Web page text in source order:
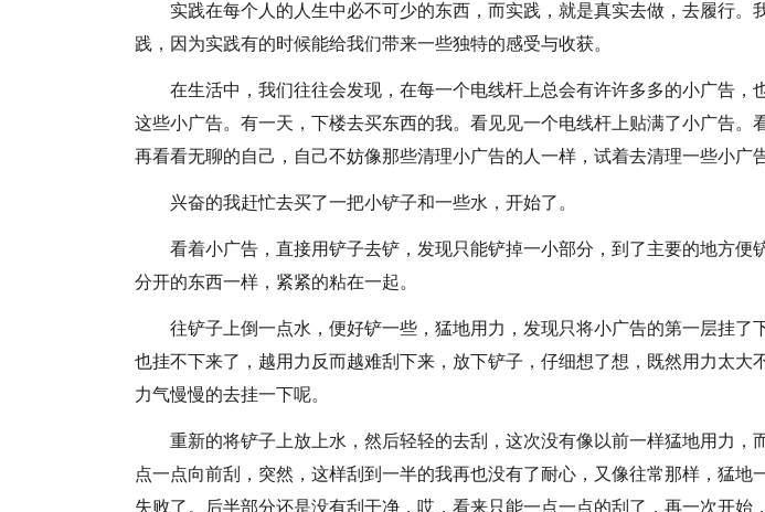
实践在每个人的人生中必不可少的东西，而实践，就是真实去做，去履行。
践，因为实践有的时候能给我们带来一些独特的感受与收获。
在生活中，我们往往会发现，在每一个电线杆上总会有许许多多的小广告，
这些小广告。有一天，下楼去买东西的我。看见见一个电线杆上贴满了小广告。
再看看无聊的自己，自己不妨像那些清理小广告的人一样，试着去清理一些小广告
兴奋的我赶忙去买了一把小铲子和一些水，开始了。
看着小广告，直接用铲子去铲，发现只能铲掉一小部分，到了主要的地方便
分开的东西一样，紧紧的粘在一起。
往铲子上倒一点水，便好铲一些，猛地用力，发现只将小广告的第一层挂了
也挂不下来了，越用力反而越难刮下来，放下铲子，仔细想了想，既然用力太大
力气慢慢的去挂一下呢。
重新的将铲子上放上水，然后轻轻的去刮，这次没有像以前一样猛地用力，
点一点向前刮，突然，这样刮到一半的我再也没有了耐心，又像往常那样，猛地
失败了。后半部分还是没有刮干净，哎，看来只能一点一点的刮了，再一次开始